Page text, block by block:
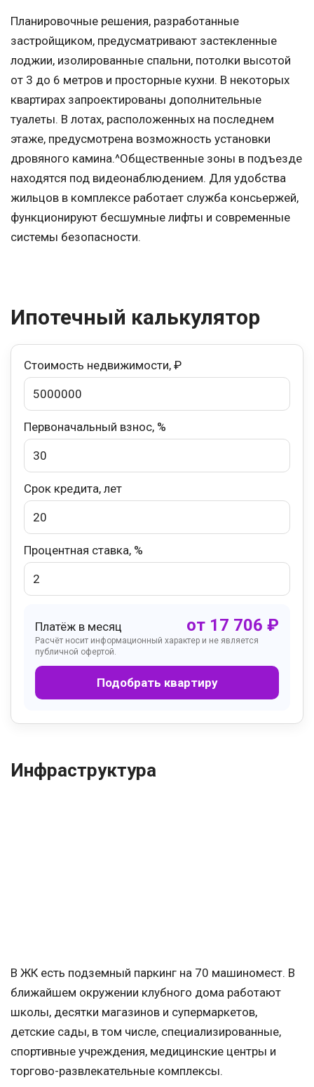
Планировочные решения, разработанные
застройщиком, предусматривают застекленные
лоджии, изолированные спальни, потолки высотой
от 3 до 6 метров и просторные кухни. В некоторых
квартирах запроектированы дополнительные
туалеты. В лотах, расположенных на последнем
этаже, предусмотрена возможность установки
дровяного камина.^Общественные зоны в подъезде
находятся под видеонаблюдением. Для удобства
жильцов в комплексе работает служба консьержей,
функционируют бесшумные лифты и современные
системы безопасности.
Ипотечный калькулятор
Стоимость недвижимости, ₽
Первоначальный взнос, %
Срок кредита, лет
Процентная ставка, %
Платёж в месяц от 17 706 ₽
Расчёт носит информационный характер и не является
публичной офертой.
Подобрать квартиру
Инфраструктура
В ЖК есть подземный паркинг на 70 машиномест. В
ближайшем окружении клубного дома работают
школы, десятки магазинов и супермаркетов,
детские сады, в том числе, специализированные,
спортивные учреждения, медицинские центры и
торгово-развлекательные комплексы.